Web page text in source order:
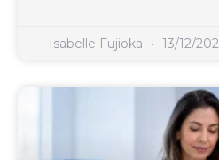
Isabelle Fujioka 13/12/